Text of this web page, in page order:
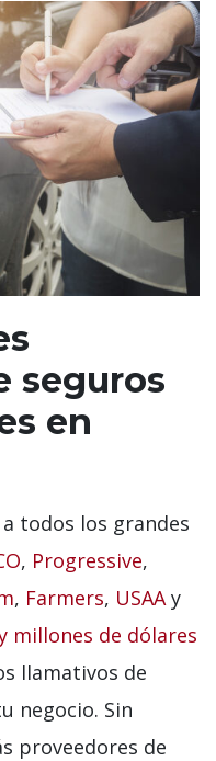
seguros
en
todos los grandes
, Progressive,
, Farmers, USAAy
millones de dólares
llamativos de
negocio. Sin
proveedores de